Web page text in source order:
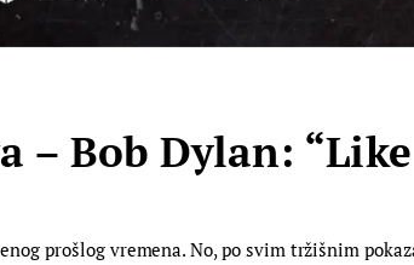
– Bob Dylan:
prošlog vremena. No, po svim tržišnim